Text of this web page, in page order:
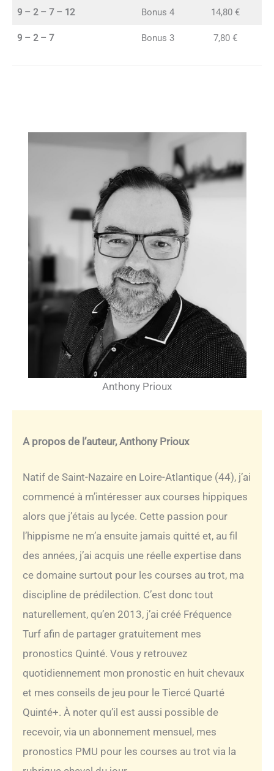
9 – 2 – 7 – 12 Bonus 4 14,80 €
9 – 2 – 7 Bonus 3 7,80 €
Anthony Prioux
A propos de l’auteur, Anthony Prioux
Natif de Saint-Nazaire en Loire-Atlantique (44), j’ai
commencé à m’intéresser aux courses hippiques
alors que j’étais au lycée. Cette passion pour
l’hippisme ne m’a ensuite jamais quitté et, au fil
des années, j’ai acquis une réelle expertise dans
ce domaine surtout pour les courses au trot, ma
discipline de prédilection. C’est donc tout
naturellement, qu’en 2013, j’ai créé Fréquence
Turf afin de partager gratuitement mes
pronostics Quinté. Vous y retrouvez
quotidiennement mon pronostic en huit chevaux
et mes conseils de jeu pour le Tiercé Quarté
Quinté+. À noter qu’il est aussi possible de
recevoir, via un abonnement mensuel, mes
pronostics PMU pour les courses au trot via la